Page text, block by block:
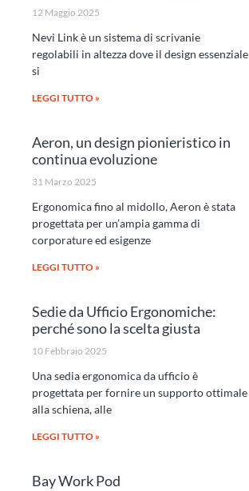
12 Maggio 2025
Nevi Link è un sistema di scrivanie
regolabili in altezza dove il design essenziale
si
LEGGI TUTTO »
Aeron, un design pionieristico in
continua evoluzione
31 Marzo 2025
Ergonomica fino al midollo, Aeron è stata
progettata per un’ampia gamma di
corporature ed esigenze
LEGGI TUTTO »
Sedie da Ufficio Ergonomiche:
perché sono la scelta giusta
10 Febbraio 2025
Una sedia ergonomica da ufficio è
progettata per fornire un supporto ottimale
alla schiena, alle
LEGGI TUTTO »
Bay Work Pod